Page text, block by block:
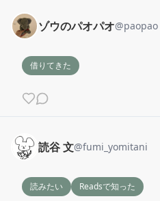
ゾウのパオパオ@paopao
借りてきた
読谷 文@fumi_yomitani
読みたい Readsで知った